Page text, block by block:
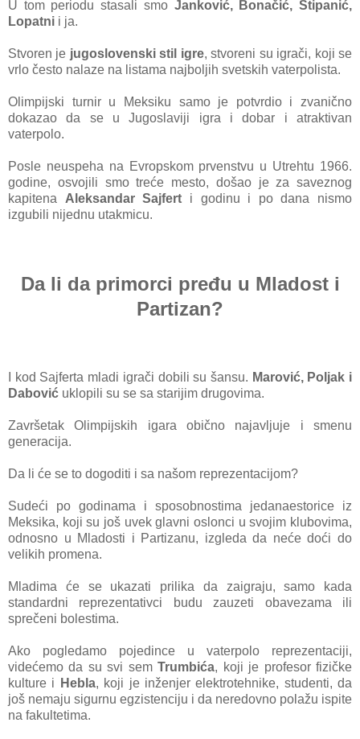
U tom periodu stasali smo Janković, Bonačić, Stipanić,
Lopatni i ja.
Stvoren je jugoslovenski stil igre, stvoreni su igrači, koji se
vrlo često nalaze na listama najboljih svetskih vaterpolista.
Olimpijski turnir u Meksiku samo je potvrdio i zvanično
dokazao da se u Jugoslaviji igra i dobar i atraktivan
vaterpolo.
Posle neuspeha na Evropskom prvenstvu u Utrehtu 1966.
godine, osvojili smo treće mesto, došao je za saveznog
kapitena Aleksandar Sajfert i godinu i po dana nismo
izgubili nijednu utakmicu.
Da li da primorci pređu u Mladost i
Partizan?
I kod Sajferta mladi igrači dobili su šansu. Marović, Poljak i
Dabović uklopili su se sa starijim drugovima.
Završetak Olimpijskih igara obično najavljuje i smenu
generacija.
Da li će se to dogoditi i sa našom reprezentacijom?
Sudeći po godinama i sposobnostima jedanaestorice iz
Meksika, koji su još uvek glavni oslonci u svojim klubovima,
odnosno u Mladosti i Partizanu, izgleda da neće doći do
velikih promena.
Mladima će se ukazati prilika da zaigraju, samo kada
standardni reprezentativci budu zauzeti obavezama ili
sprečeni bolestima.
Ako pogledamo pojedince u vaterpolo reprezentaciji,
videćemo da su svi semTrumbića, koji je profesor fizičke
kulture i
Hebla, koji je inženjer elektrotehnike, studenti, da
još nemaju sigurnu egzistenciju i da neredovno polažu ispite
na fakultetima.